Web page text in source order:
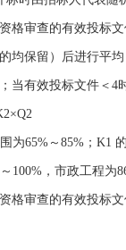
格审查的有效投标
均保留）后进行平
当有效投标文件＜ 4
×Q2
为65% ～ 85% ； K1
～ 100% ，市政工程为
格审查的有效投标